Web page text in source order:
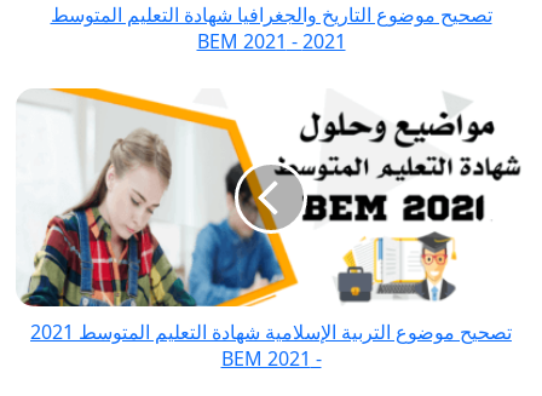
تصحيح موضوع التاريخ والجغرافيا شهادة التعليم المتوسط
2021 - BEM 2021
موضوع
التربية
الإسلامية
شهادة
تصحيح موضوع التربية الإسلامية شهادة التعليم المتوسط 2021
- BEM 2021